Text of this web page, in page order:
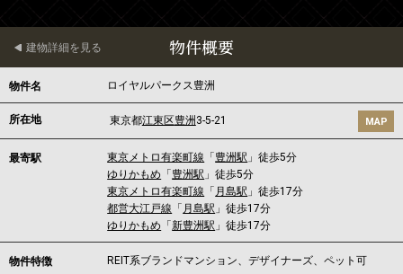
物件概要
建物詳細を見る
物件名 ロイヤルパークス豊洲
所在地 東京都江東区豊洲 3-5-21 MAP
最寄駅 東京メトロ有楽町線 「 豊洲駅 」徒歩5分
ゆりかもめ 「 豊洲駅 」徒歩5分
東京メトロ有楽町線 「 月島駅 」徒歩17分
都営大江戸線 「 月島駅 」徒歩17分
ゆりかもめ 「新豊洲駅 」徒歩17分
物件特徴 REIT系ブランドマンション、デザイナーズ、ペット可